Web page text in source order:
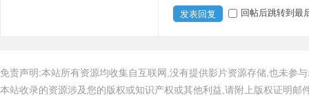
发表回复 回帖后跳转到最
免责声明:本站所有资源均收集自互联网,没有提供影片资源存储,也未参
本站收录的资源涉及您的版权或知识产权或其他利益,请附上版权证明